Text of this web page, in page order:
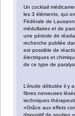
Un cocktail
les 3 éléments, qui
Fédérale de
médullaires et de
une période de
recherche publiée
est possible de
électriques et
de ce type de
L’étude débutée il y
fibres nerveuses
techniques
«Grâce aux effets
dispositif de soutien